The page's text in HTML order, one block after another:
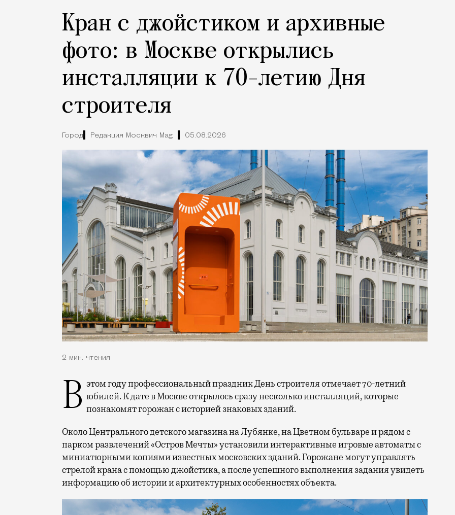
Кран с джойстиком и архивные
фото: в Москве открылись
инсталляции к 70-летию Дня
строителя
Город Редакция Москвич Mag 05.08.2026
2 мин. чтения
В этом году профессиональный праздник День строителя отмечает 70-летний юбилей. К дате в Москве открылось сразу несколько инсталляций, которые
познакомят горожан с историей знаковых зданий.
Около Центрального детского магазина на Лубянке, на Цветном бульваре и рядом с
парком развлечений «Остров Мечты» установили интерактивные игровые автоматы с
миниатюрными копиями известных московских зданий. Горожане могут управлять
стрелой крана с помощью джойстика, а после успешного выполнения задания увидеть
информацию об истории и архитектурных особенностях объекта.